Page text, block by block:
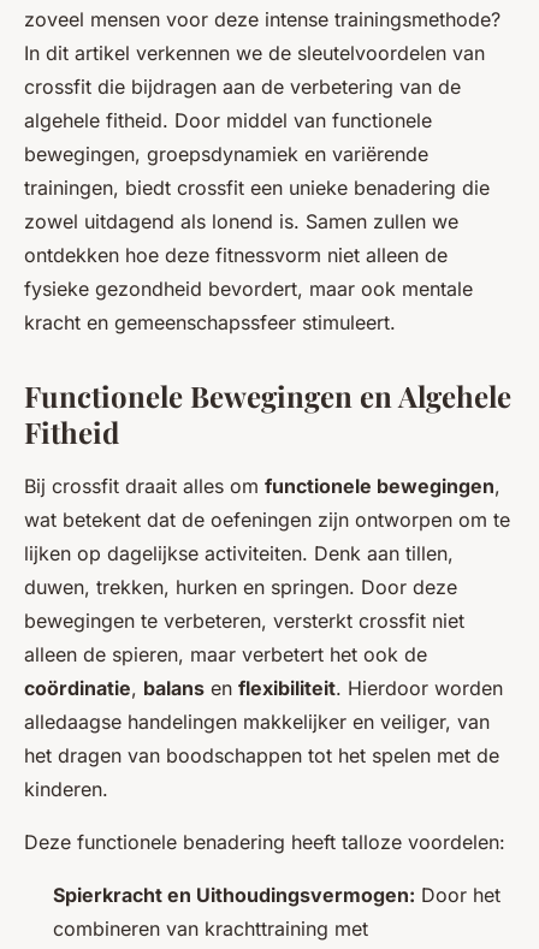
zoveel mensen voor deze intense trainingsmethode?
In dit artikel verkennen we de sleutelvoordelen van
crossfit die bijdragen aan de verbetering van de
algehele fitheid. Door middel van functionele
bewegingen, groepsdynamiek en variërende
trainingen, biedt crossfit een unieke benadering die
zowel uitdagend als lonend is. Samen zullen we
ontdekken hoe deze fitnessvorm niet alleen de
fysieke gezondheid bevordert, maar ook mentale
kracht en gemeenschapssfeer stimuleert.
Functionele Bewegingen en Algehele
Fitheid
Bij crossfit draait alles om functionele bewegingen,
wat betekent dat de oefeningen zijn ontworpen om te
lijken op dagelijkse activiteiten. Denk aan tillen,
duwen, trekken, hurken en springen. Door deze
bewegingen te verbeteren, versterkt crossfit niet
alleen de spieren, maar verbetert het ook de
coördinatie, balans en flexibiliteit. Hierdoor worden
alledaagse handelingen makkelijker en veiliger, van
het dragen van boodschappen tot het spelen met de
kinderen.
Deze functionele benadering heeft talloze voordelen:
Spierkracht en Uithoudingsvermogen: Door het
combineren van krachttraining met